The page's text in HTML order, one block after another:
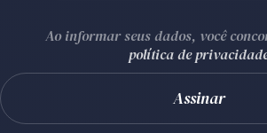
Ao informar seus dados, você
política de